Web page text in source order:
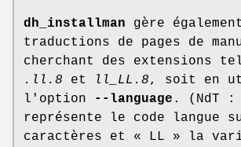
dh_installman gère
traductions de pages de
cherchant des extensions
.ll.8 et ll_LL.8, soit en
l'option
--language . (NdT
représente le code langue
caractères et « LL » la